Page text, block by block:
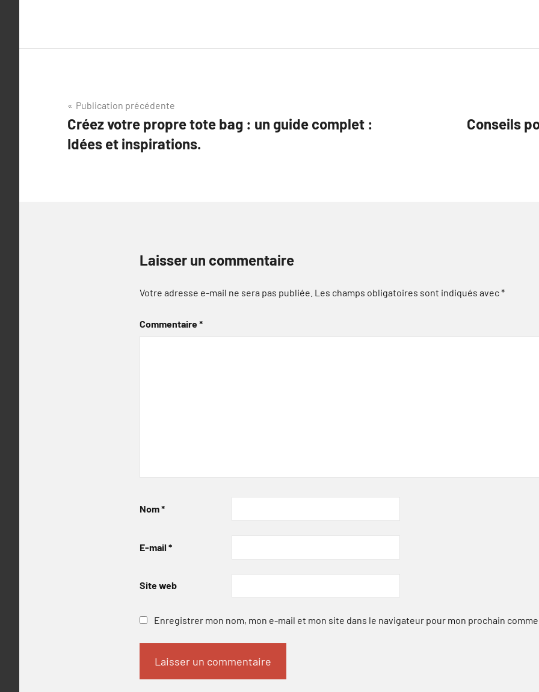
Navigation
de
l’article
Publication précédente
Créez votre propre tote bag : un guide complet :
Idées et inspirations.
Conseils
Laisser un commentaire
Votre adresse e-mail ne sera pas publiée. Les champs obligatoires sont indiqués avec*
Commentaire*
Nom*
E-mail *
Site web
Enregistrer mon nom, mon e-mail et mon site dans le navigateur pour mon prochain